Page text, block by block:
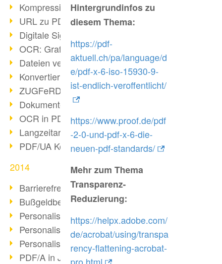
Kompression bei Scans
URL zu PDF via webPDF
Digitale Signatur mit webPDF
OCR: Grafik zu PDF
Dateien verbinden
Konvertierung über 100 Formate
ZUGFeRD & GoBD
Dokumente konform konvertieren
OCR in PDF
Langzeitarchivierung SAP
PDF/UA Kommunikation
2014
Barrierefreie PDF/UA
Bußgeldbescheide & PDF/A
Personalisierter Druck III
Personalisierter Druck II
Personalisierter Druck I
PDF/A in Justiz & Verwaltung
Hintergrundinfos zu
diesem Thema:
https://pdf-
aktuell.ch/pa/language/d
e/pdf-x-6-iso-15930-9-
ist-endlich-veroffentlicht/
https://www.proof.de/pdf
-2-0-und-pdf-x-6-die-
neuen-pdf-standards/
Mehr zum Thema
Transparenz-
Reduzierung:
https://helpx.adobe.com/
de/acrobat/using/transpa
rency-flattening-acrobat-